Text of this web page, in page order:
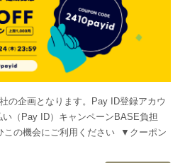
の企画となります。Pay ID登録アカウ
（Pay ID）キャンペーンBASE負担
この機会にご利用ください ▼クーポン